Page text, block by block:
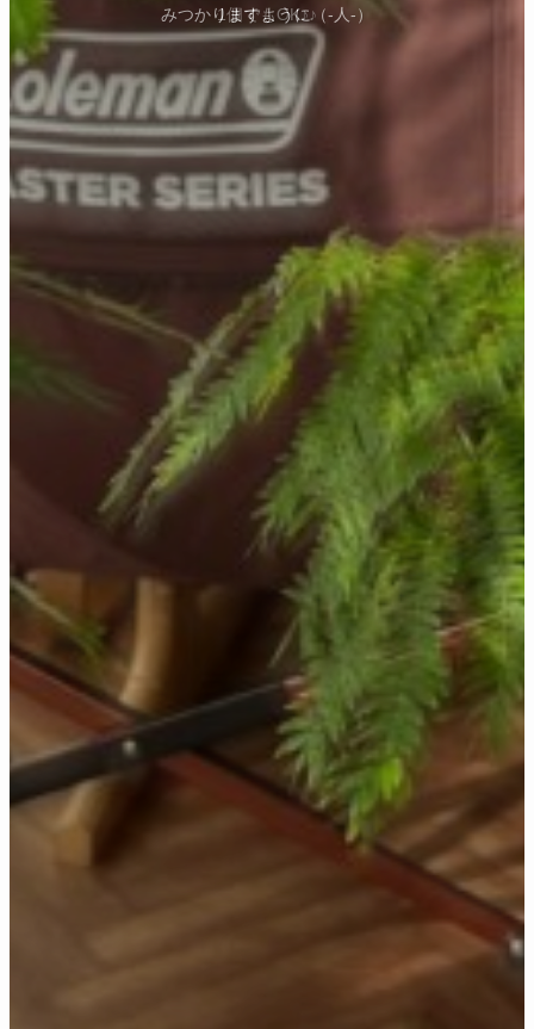
Have a wonderful day !!
1個でもOK♪♪
みつかりますように（-人-）